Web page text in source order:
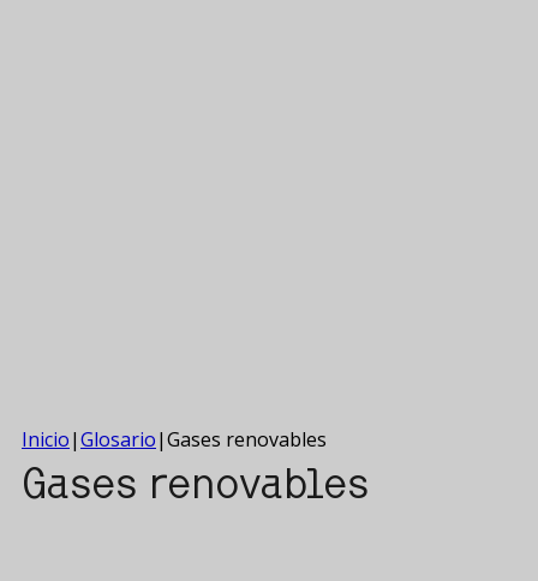
Inicio|Glosario|Gases renovables
Gases renovables